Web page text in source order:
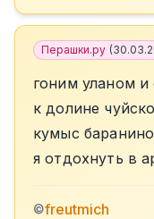
Перашки.ру (
гоним уланом
к долине
кумыс
я отдохнуть в
©freutmich